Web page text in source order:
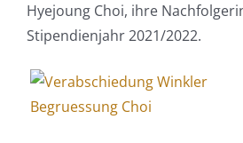
Hyejoung Choi, ihre
Stipendienjahr 2021/2022.